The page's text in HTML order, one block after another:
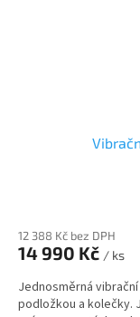
12 388 Kč bez DPH
14 990 Kč / ks
Jednosměrná vibrační
podložkou a kolečky.